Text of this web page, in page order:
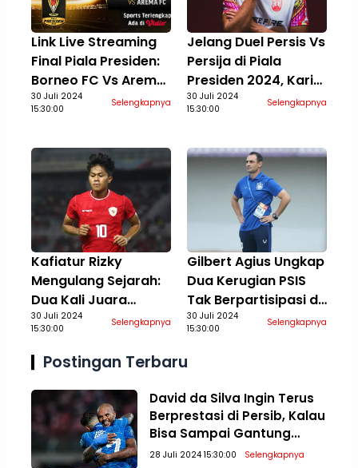
Link Live Streaming
Final Piala Presiden:
Borneo FC Vs Arema
di Vidio, 4 Agustus
30 Juli 2024
15:30:00
Selengkapnya
Jelang Duel Persis Vs
Persija di Piala
Presiden 2024, Karim
Rossi Berusaha
30 Juli 2024
15:30:00
Selengkapnya
Kafiatur Rizky
Mengulang Sejarah:
Dua Kali Juara
Bersama Timnas
Umur
30 Juli 2024
15:30:00
Selengkapnya
Gilbert Agius Ungkap
Dua Kerugian PSIS
Tak Berpartisipasi di
Piala Presiden 2024:
Terdampak
30 Juli 2024
15:30:00
Selengkapnya
Postingan Terbaru
David da Silva Ingin Terus
Berprestasi di Persib, Kalau
Bisa Sampai Gantung
Sepatu
28 Juli 2024 15:30:00 Selengkapnya